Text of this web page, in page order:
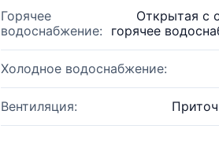
Горячее
водоснабжение:
Открытая с
горячее
Холодное водоснабжение:
Вентиляция: